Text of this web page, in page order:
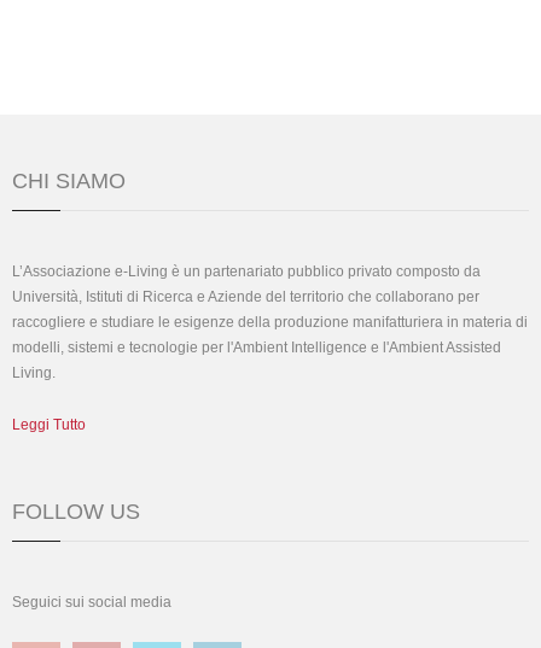
CHI SIAMO
L’Associazione e-Living è un partenariato pubblico privato composto da
Università, Istituti di Ricerca e Aziende del territorio che collaborano per
raccogliere e studiare le esigenze della produzione manifatturiera in materia di
modelli, sistemi e tecnologie per l'Ambient Intelligence e l'Ambient Assisted
Living.
Leggi Tutto
FOLLOW US
Seguici sui social media